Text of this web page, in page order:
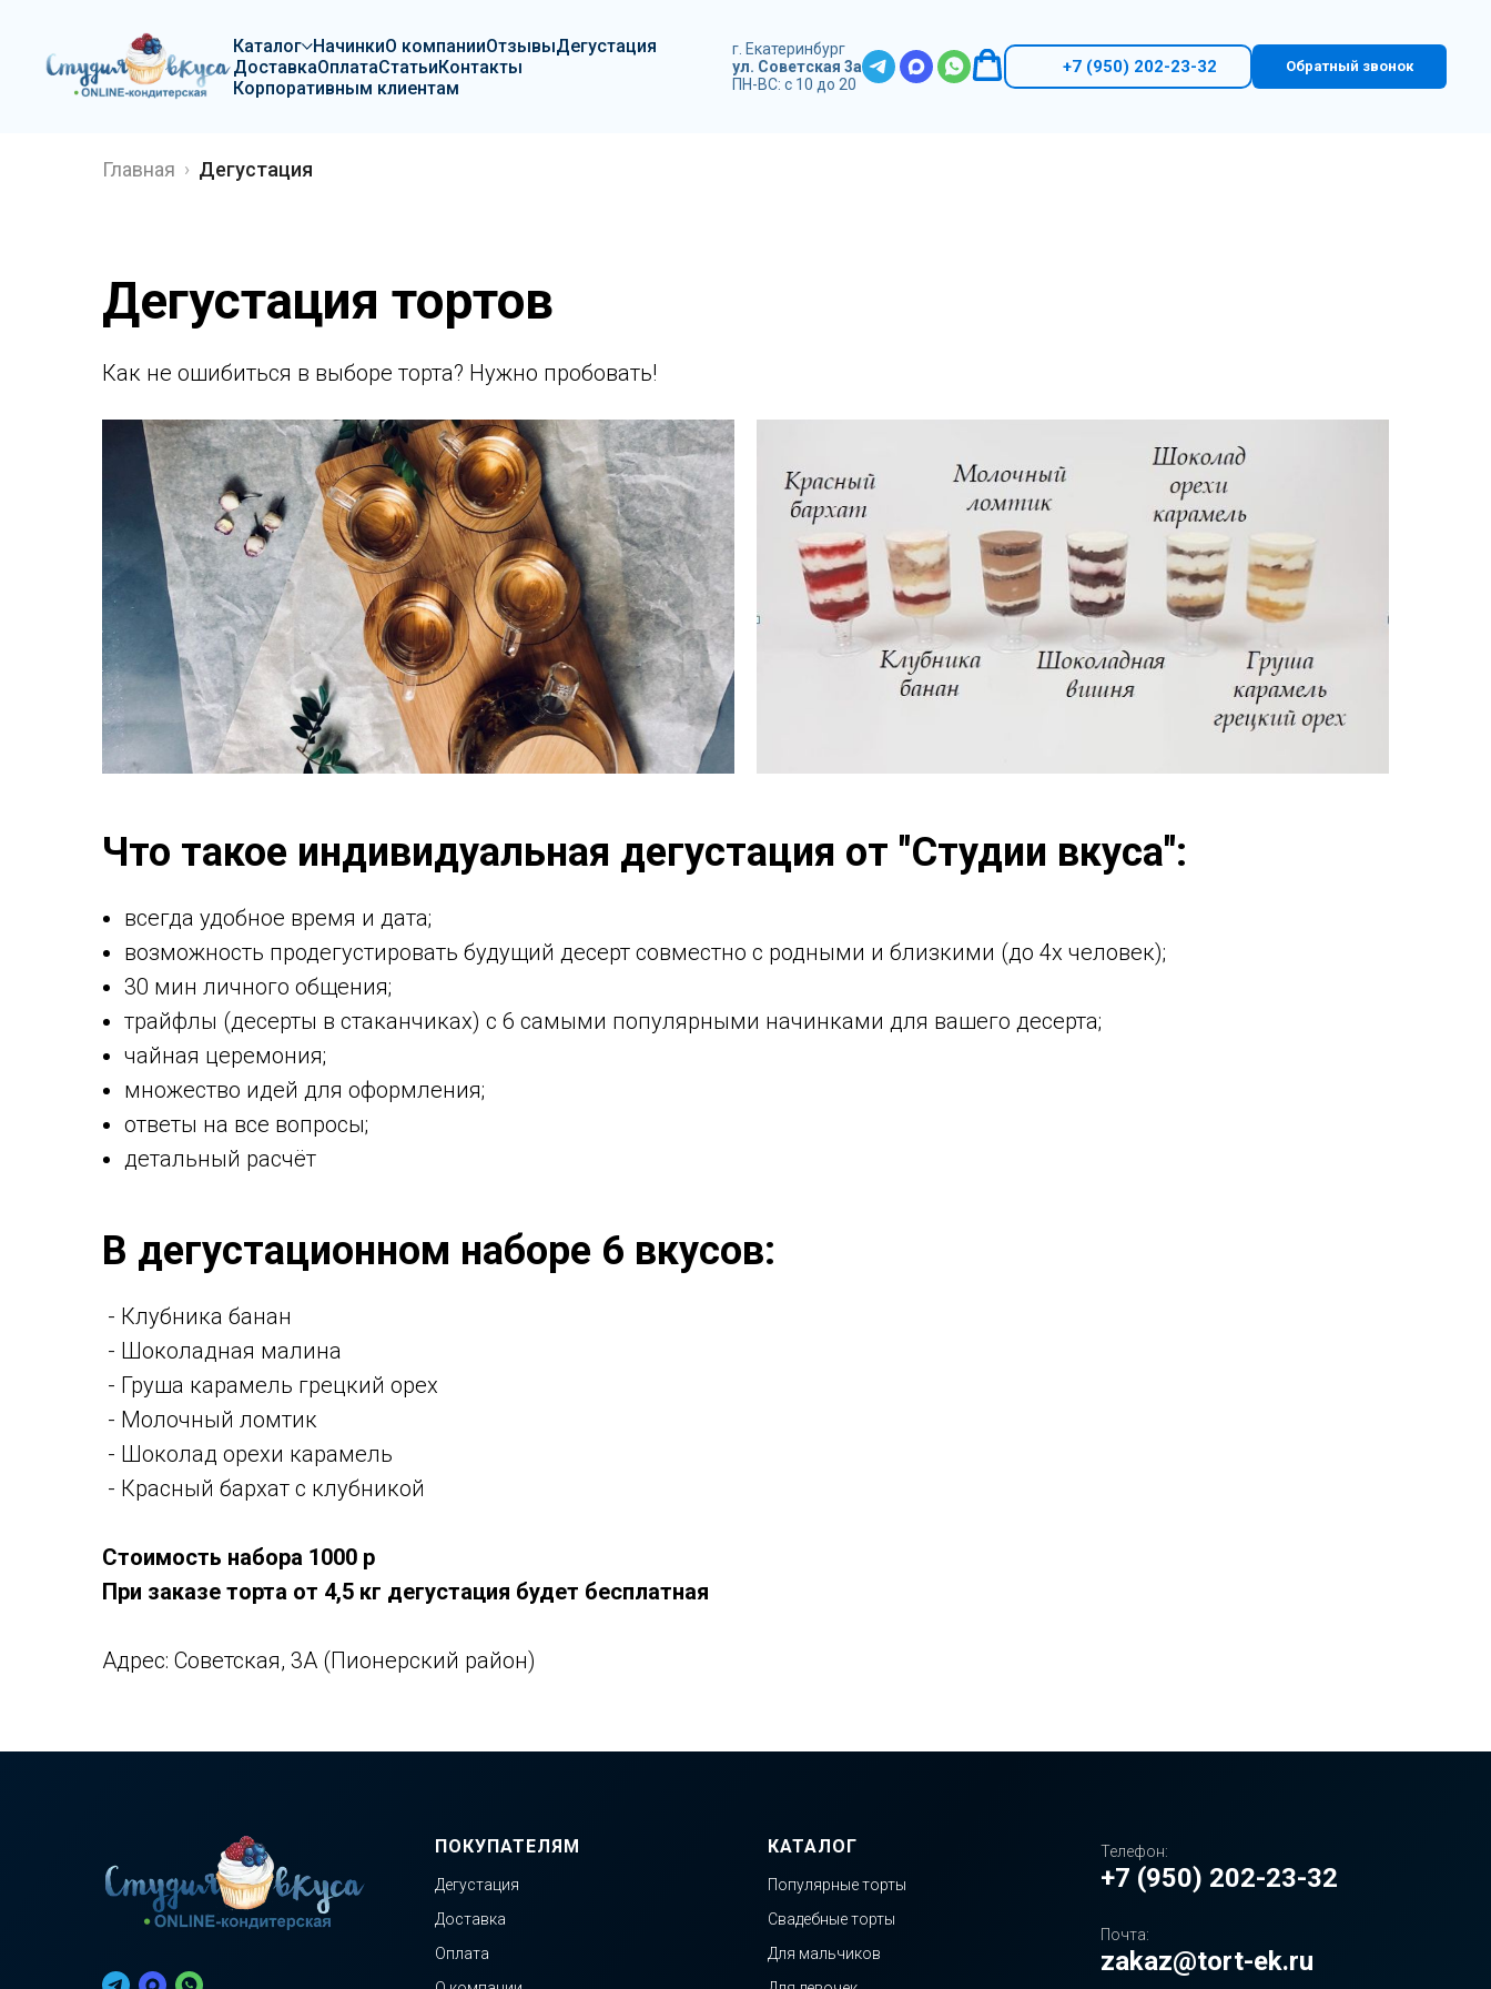
Каталог НачинкиО компанииОтзывыДегустация
ДоставкаОплатаСтатьиКонтакты
Корпоративным клиентам
г. Екатеринбург
ул. Советская 3а
ПН-ВС: с 10 до 20
+7 (950) 202-23-32 Обратный звонок
Главная Дегустация
Дегустация тортов
Как не ошибиться в выборе торта? Нужно пробовать!
Что такое индивидуальная дегустация от "Студии вкуса":
всегда удобное время и дата;
возможность продегустировать будущий десерт совместно с родными и близкими (до 4х человек);
30 мин личного общения;
трайфлы (десерты в стаканчиках) с 6 самыми популярными начинками для вашего десерта;
чайная церемония;
множество идей для оформления;
ответы на все вопросы;
детальный расчёт
В дегустационном наборе 6 вкусов:
- Клубника банан
- Шоколадная малина
- Груша карамель грецкий орех
- Молочный ломтик
- Шоколад орехи карамель
- Красный бархат с клубникой
Стоимость набора 1000 р
При заказе торта от 4,5 кг дегустация будет бесплатная
Адрес: Советская, 3А (Пионерский район)
ПОКУПАТЕЛЯМ
Дегустация
Доставка
Оплата
КАТАЛОГ
Популярные торты
Свадебные торты
Для мальчиков
Телефон:
+7 (950) 202-23-32
Почта:
zakaz@tort-ek.ru